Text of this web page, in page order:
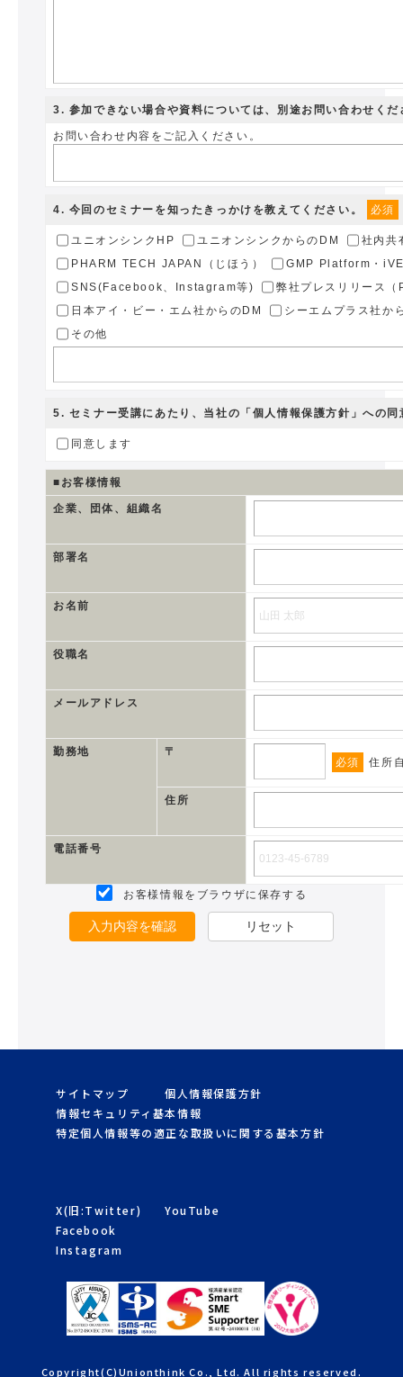
3. 参加できない場合や資料については、別途お問い合わせくだ
お問い合わせ内容をご記入ください。
4. 今回のセミナーを知ったきっかけを教えてください。 必須
ユニオンシンクHP ユニオンシンクからのDM
社内共
PHARM TECH JAPAN（じほう）
GMP Platform・
SNS(Facebook、Instagram等)
弊社プレスリリース
日本アイ・ビー・エム社からのDM
シーエムプラス社か
その他
5. セミナー受講にあたり、当社の 「個人情報保護方針」への
同意します
■お客様情報
企業、団体、組織名
部署名
お名前
役職名
メールアドレス
勤務地
〒
必須
住所
住所
電話番号
お客様情報をブラウザに保存する
入力内容を確認 リセット
サイトマップ
個人情報保護方針
情報セキュリティ基本情報
特定個人情報等の適正な取扱いに関する基本方針
X(旧:Twitter)
YouTube
Facebook
Instagram
Copyright(C)Unionthink Co., Ltd. All rights reserved.